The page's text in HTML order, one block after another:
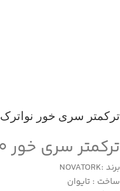
ترکمتر سری خور نواترک 40-200N/M مدل GHMI4200
ترکمتر سری خور GHMI4200
برند :NOVATORK
ساخت : تایوان